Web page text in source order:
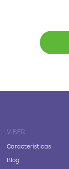
VIBER
Características
Blog